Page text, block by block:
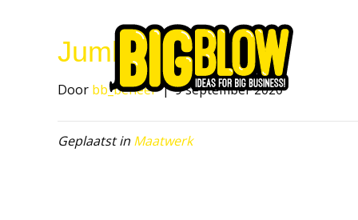
Jumbo bal
Door bb_beheer|9 september 2020
Geplaatst in Maatwerk